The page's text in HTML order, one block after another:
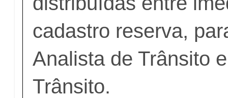
cadastro reserva,
Analista de Trânsito
Trânsito.